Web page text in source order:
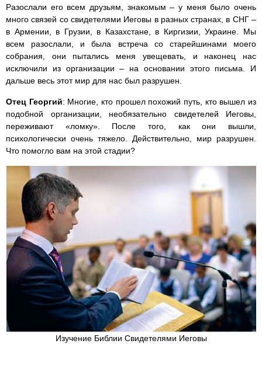
Разослали его всем друзьям, знакомым – у меня было очень
много связей со свидетелями Иеговы в разных странах, в СНГ –
в Армении, в Грузии, в Казахстане, в Киргизии, Украине. Мы
всем разослали, и была встреча со старейшинами моего
собрания, они пытались меня увещевать, и наконец нас
исключили из организации – на основании этого письма. И
дальше весь этот мир для нас был разрушен.
Отец Георгий: Многие, кто прошел похожий путь, кто вышел из
подобной организации, необязательно свидетелей Иеговы,
переживают «ломку». После того, как они вышли,
психологически очень тяжело. Действительно, мир разрушен.
Что помогло вам на этой стадии?
Изучение Библии Свидетелями Иеговы